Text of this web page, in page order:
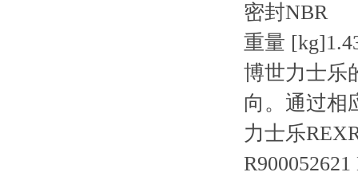
密封NBR
重量 [kg]
博世力士乐
向。通过相
力士乐